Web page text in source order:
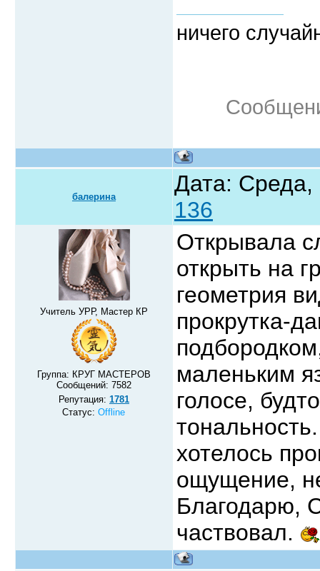
ничего
балерина
Дата:
136
Учитель УРР, Мастер КР
Группа: КРУГ МАСТЕРОВ
Сообщений: 7582
Репутация: 1781
Статус:Offline
Открывала
открыть на
геометрия
прокрутка-
маленьким
голосе,
хотелось
ощущение,
Благодарю,
частвовал.